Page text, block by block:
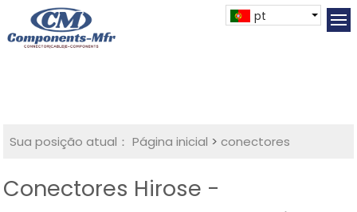
pt
Sua posição atual： Página inicial >conectores
Conectores Hirose -